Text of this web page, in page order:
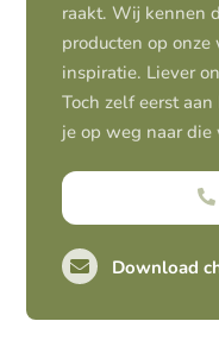
raakt. Wij kennen
producten op
inspiratie. Liever
Toch zelf eerst
je op weg naar
Download